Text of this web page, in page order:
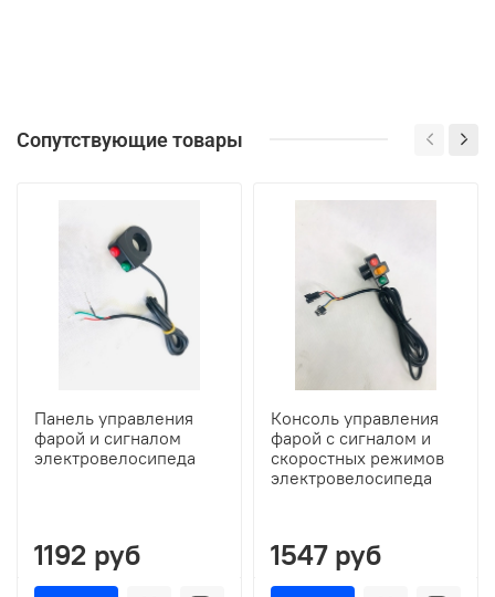
Сопутствующие товары
Панель управления
фарой и сигналом
электровелосипеда
1192 руб
Консоль управления
фарой с сигналом и
скоростных режимов
электровелосипеда
1547 руб